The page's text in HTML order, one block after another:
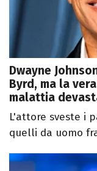
Dwayne
Byrd, ma la
malattia
L'attore sveste i
quelli da uomo